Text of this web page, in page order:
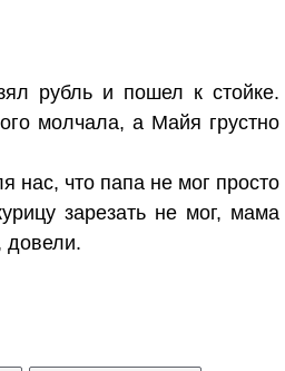
рубль и пошел к стойке.
молчала, а Майя грустно
нас, что папа не мог просто
зарезать не мог, мама
довели.